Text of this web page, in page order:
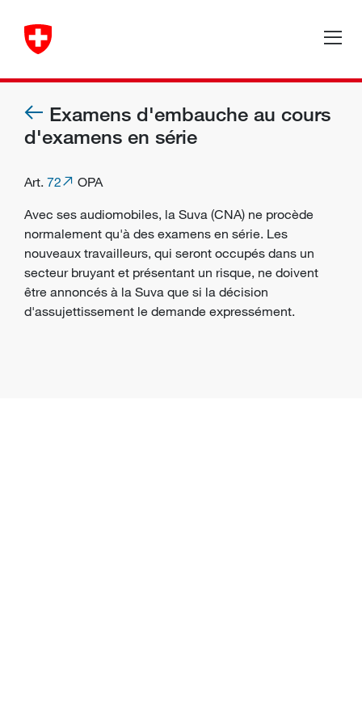
Examens d'embauche au cours
d'examens en série
Art. 72
OPA
Avec ses audiomobiles, la Suva (CNA) ne procède
normalement qu'à des examens en série. Les
nouveaux travailleurs, qui seront occupés dans un
secteur bruyant et présentant un risque, ne doivent
être annoncés à la Suva que si la décision
d'assujettissement le demande expressément.